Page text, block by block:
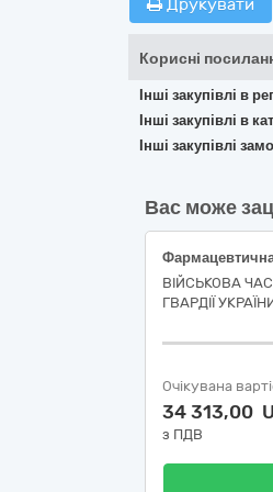
Друкувати
Корисні
Інші закупівлі в
Інші закупівлі в
Інші закупівлі
Вас може
ВІЙСЬКОВА
ГВАРДІЇ
Очікувана
34 313,00
з ПДВ